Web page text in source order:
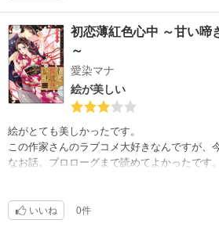
初恋薄紅色心中 ～甘い啼
～
愛染マナ
絵が美しい
絵がとても美しかったです。
この作家さんのラブコメ大好きなんですが、
なお話。プロローグまで読めてよかったです。
いいね 0件